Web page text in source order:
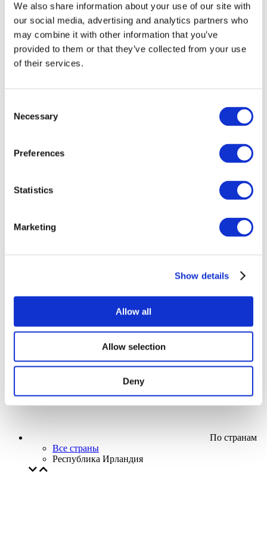
We also share information about your use of our site with
our social media, advertising and analytics partners who
may combine it with other information that you’ve
provided to them or that they’ve collected from your use
of their services.
Selection
Necessary
Preferences
Statistics
Marketing
Show details
Allow all
Allow selection
Deny
Творческий вечер
Наше спецпредложение
Применить
По странам
Все страны
Республика Ирландия